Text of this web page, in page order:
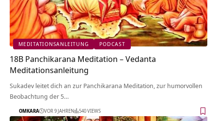
MEDITATIONSANLEITUNG PODCAST
18B Panchikarana Meditation – Vedanta
Meditationsanleitung
Sukadev leitet dich an zur Panchikarana Meditation, zur humorvollen
Beobachtung der 5…
OMKARA VOR 9 JAHREN 540 VIEWS